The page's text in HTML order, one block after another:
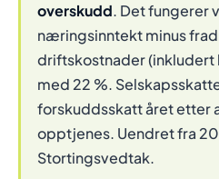
overskudd. Det fungerer
næringsinntekt minus
driftskostnader (inkludert
med 22 %.
forskuddsskatt året etter
opptjenes. Uendret fra
Stortingsvedtak.